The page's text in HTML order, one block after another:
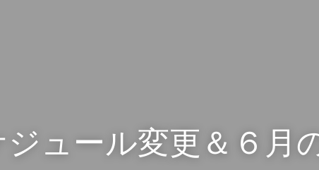
ジュール変更＆６月